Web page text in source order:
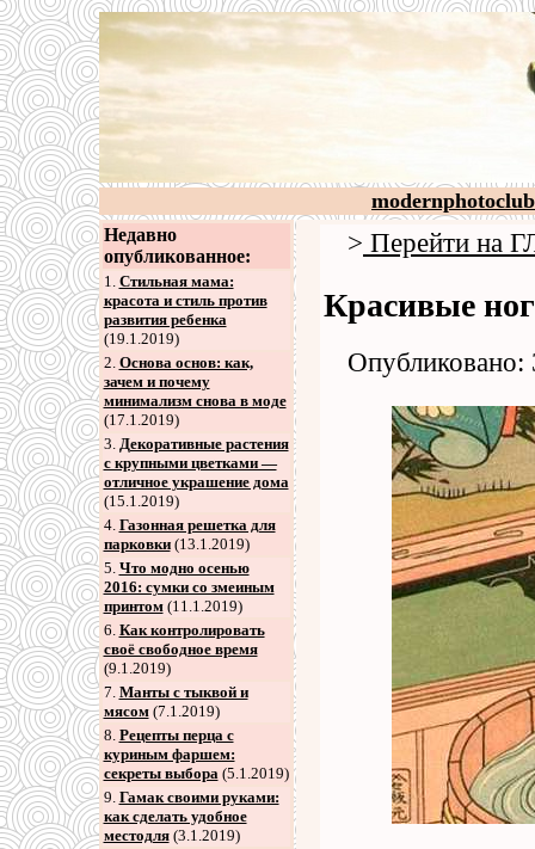
Недавно
опубликованное:
1. Стильная мама:
красота и стиль против
развития ребенка
(19.1.2019)
2. Основа основ: как,
зачем и почему
минимализм снова в моде
(17.1.2019)
3. Декоративные растения
с крупными цветками —
отличное украшение дома
(15.1.2019)
4. Газонная решетка для
парковки(13.1.2019)
5. Что модно осенью
2016: сумки со змеиным
принтом(11.1.2019)
6. Как контролировать
своё свободное время
(9.1.2019)
7. Манты с тыквой и
мясом(7.1.2019)
8. Рецепты перца с
куриным фаршем:
секреты выбора(5.1.2019)
9. Гамак своими руками:
как сделать удобное
местодля(3.1.2019)
> Перейти на
Красивые
Опубликовано: